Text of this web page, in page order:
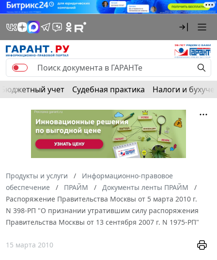
Бюджетный учет Судебная практика Налоги и
Продукты и услуги
Информационно-правовое
обеспечение
ПРАЙМ
Документы ленты ПРАЙМ
Распоряжение Правительства Москвы от 5 марта 2010 г.
N 398-РП "О признании утратившим силу распоряжения
Правительства Москвы от 13 сентября 2007 г. N 1975-РП"
15 марта 2010